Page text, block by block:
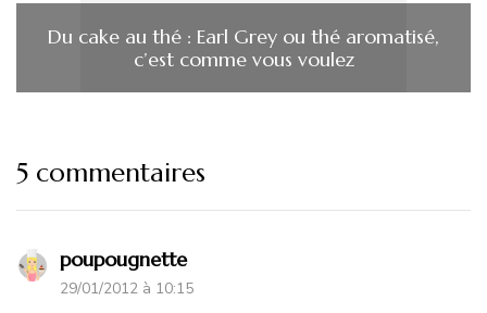
Du cake au thé : Earl Grey ou thé aromatisé,
c’est comme vous voulez
5 commentaires
poupougnette
29/01/2012 à 10:15